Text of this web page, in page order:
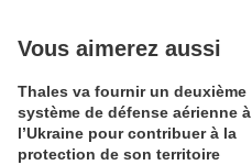
Vous aimerez aussi
Thales va fournir un deuxième
système de défense aérienne à
l’Ukraine pour contribuer à la
protection de son territoire